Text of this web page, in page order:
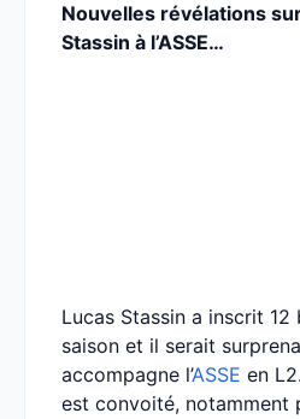
Nouvelles révélations
Stassin à l’ASSE…
Lucas Stassin a inscrit 12
saison et il serait
accompagne l’ASSE en
est convoité, notamment